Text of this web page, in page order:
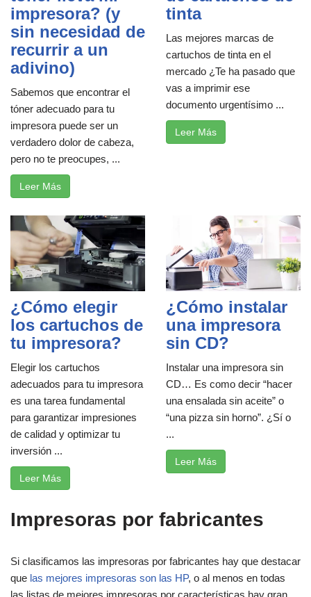
impresora? (y
sin necesidad de
recurrir a un
adivino)
Sabemos que encontrar el
tóner adecuado para tu
impresora puede ser un
verdadero dolor de cabeza,
pero no te preocupes, ...
Leer Más
tinta
Las mejores marcas de
cartuchos de tinta en el
mercado ¿Te ha pasado que
vas a imprimir ese
documento urgentísimo ...
Leer Más
¿Cómo elegir
los cartuchos de
tu impresora?
Elegir los cartuchos
adecuados para tu impresora
es una tarea fundamental
para garantizar impresiones
de calidad y optimizar tu
inversión ...
Leer Más
¿Cómo instalar
una impresora
sin CD?
Instalar una impresora sin
CD… Es como decir “hacer
una ensalada sin aceite” o
“una pizza sin horno”. ¿Sí o
...
Leer Más
Impresoras por fabricantes
Si clasificamos las impresoras por fabricantes hay que destacar
que las mejores impresoras son las HP, o al menos en todas
las listas de mejores impresoras por características hay gran